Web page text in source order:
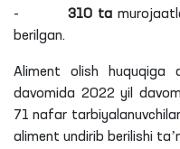
- 310 ta
berilgan.
Aliment olish huquqiga
davomida 2022 yil
71 nafar
aliment undirib berilishi